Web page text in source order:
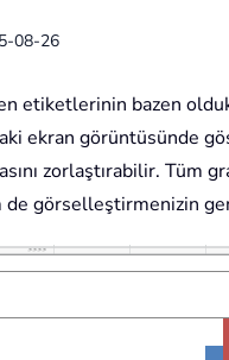
08-26
etiketlerinin bazen
ekran görüntüsünde
zorlaştırabilir.
görselleştirmenizin